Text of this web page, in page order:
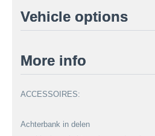
Vehicle options
More info
ACCESSOIRES:
Achterbank in delen